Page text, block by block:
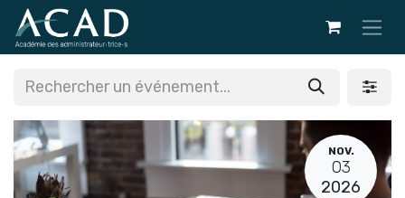
Se rendre au contenu
NOV.
03
2026